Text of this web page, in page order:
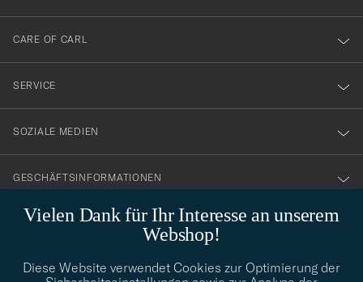
Vielen Dank für Ihr Interesse an unserem
Webshop!
Diese Website verwendet Cookies zur Optimierung der
dig
till
vårt
nyhetsbrev!
CARE OF CARL
SERVICE
SOZIALE MEDIEN
GESCHÄFTSINFORMATIONEN
Benötigen Sie Hilfe bei der Suche nach Ihrem persönlichen Stil?